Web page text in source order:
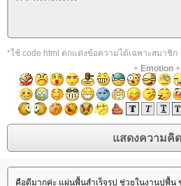
*ใช้ code html ตกแต่งข้อความได้เฉพาะสมาชิก
+ Emotion+
คือดีมากค่ะ แผ่นพื้นสำเร็จรูป ช่วยในงานปูพื้น